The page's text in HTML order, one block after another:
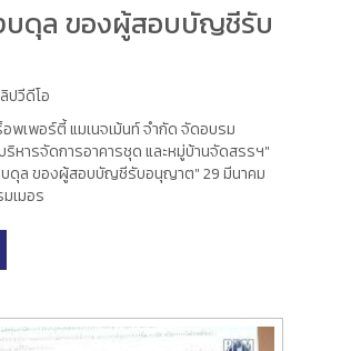
บดุล ของผู้สอบบัญชีรับ
ปวีดีโอ
พเพอร์ตี้ แมเนจเม้นท์ จำกัด จัดอบรม
หารจัดการอาคารชุด และหมู่บ้านจัดสรรฯ"
บดุล ของผู้สอบบัญชีรับอนุญาต" 29 มีนาคม
เมอร